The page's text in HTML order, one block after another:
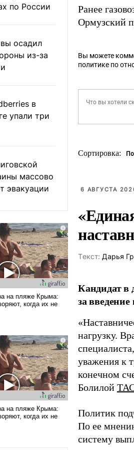
по России
осадил
из-за
в
упали три
массово
эвакуации
Ранее
Ормузский
Вы можете
политике по
Сортировка:
6 АВГУСТА
Tекст: Дарья
Кандидат в
за
нагрузку.
уважения к
конечном
Болилой
Политик
По ее
систему